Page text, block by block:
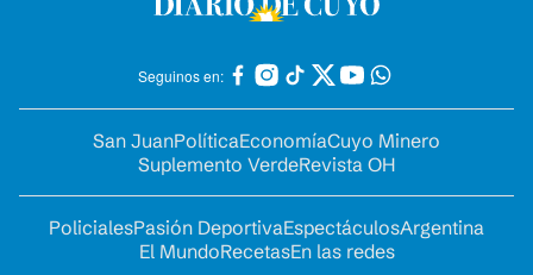
Seguinos en:
San JuanPolíticaEconomíaCuyo Minero
Suplemento VerdeRevista OH
PolicialesPasión DeportivaEspectáculosArgentina
El MundoRecetasEn las redes